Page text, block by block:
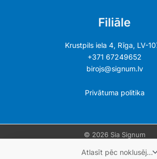
Filiāle
Krustpils iela 4, Rīga, LV-
+371 67249652
birojs@signum.lv
Privātuma politika
© 2026 Sia Signum